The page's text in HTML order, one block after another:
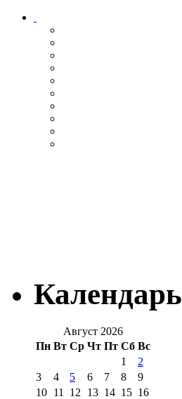
Календарь
Август 2026
Пн Вт Ср Чт Пт Сб Вс
1
2
3
4 5 6 7 8
9
10 11 12 13 14 15 16